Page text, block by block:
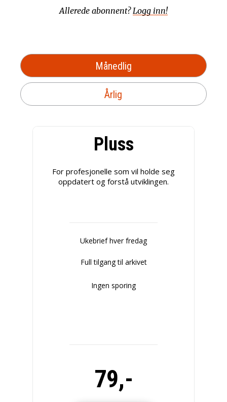
Allerede abonnent?Logg inn!
Månedlig
Årlig
Pluss
For profesjonelle som vil holde seg
oppdatert og forstå utviklingen.
Ukebrief hver fredag
Full tilgang til arkivet
Ingen sporing
79,-